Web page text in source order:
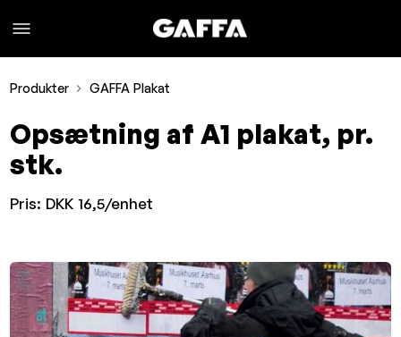
Produkter GAFFA Plakat
Opsætning af A1 plakat, pr.
stk.
Pris: DKK 16,5/enhet